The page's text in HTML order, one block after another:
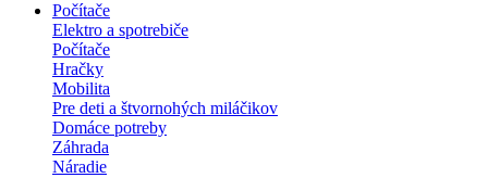
Počítače
Elektro a spotrebiče
Počítače
Hračky
Mobilita
Pre deti a štvornohých miláčikov
Domáce potreby
Záhrada
Náradie